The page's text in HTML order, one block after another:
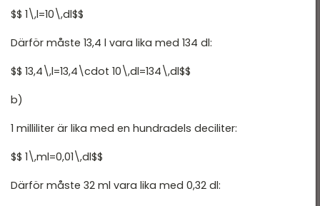
$$ 1\,l=10\,dl$$
Därför måste 13,4 l vara lika med 134 dl:
$$ 13,4\,l=13,4\cdot 10\,dl=134\,dl$$
b)
1 milliliter är lika med en hundradels deciliter:
$$ 1\,ml=0,01\,dl$$
Därför måste 32 ml vara lika med 0,32 dl: